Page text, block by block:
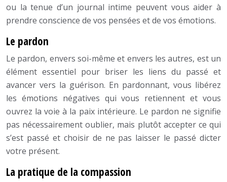
ou la tenue d’un journal intime peuvent vous aider à
prendre conscience de vos pensées et de vos émotions.
Le pardon
Le pardon, envers soi-même et envers les autres, est un
élément essentiel pour briser les liens du passé et
avancer vers la guérison. En pardonnant, vous libérez
les émotions négatives qui vous retiennent et vous
ouvrez la voie à la paix intérieure. Le pardon ne signifie
pas nécessairement oublier, mais plutôt accepter ce qui
s’est passé et choisir de ne pas laisser le passé dicter
votre présent.
La pratique de la compassion